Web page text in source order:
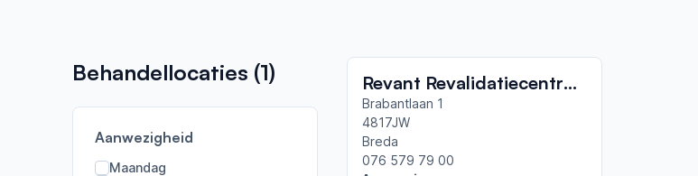
Behandellocaties (1)
Aanwezigheid
Maandag
Revant Revalidatiecentrum Breda
Brabantlaan 1
4817JW
Breda
076 579 79 00